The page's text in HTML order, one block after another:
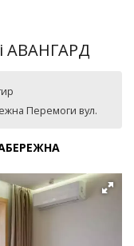
Перемоги вул.